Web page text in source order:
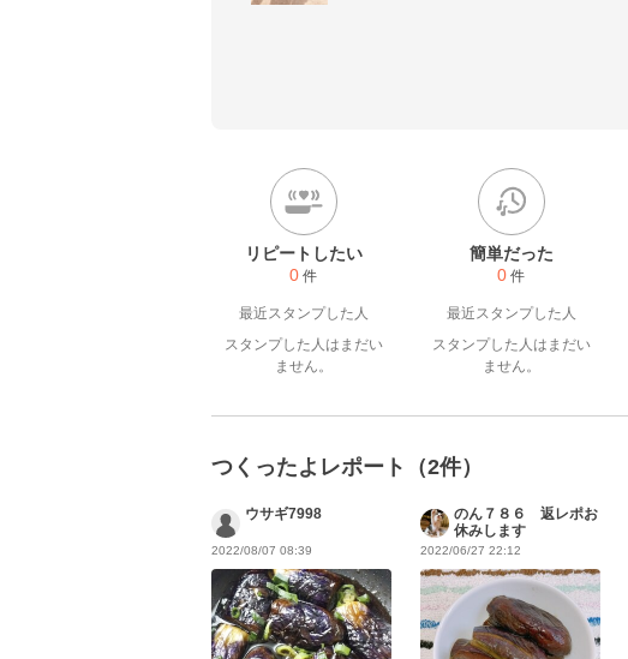
リピートしたい
0 件
最近スタンプした人
スタンプした人はまだい
ません。
簡単だった
0 件
最近スタンプした人
スタンプした人はまだい
ません。
つくったよレポート（2件）
ウサギ7998
2022/08/07 08:39
のん７８６ 返レポお
休みします
2022/06/27 22:12